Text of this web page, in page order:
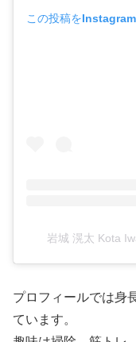
この投稿を
岩城 滉太 Kota
プロフィールでは身
ています。